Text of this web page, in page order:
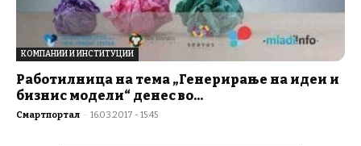
КОМПАНИИ И ИНСТИТУЦИИ
Работилница на тема „Генерирање на идеи и
бизнис модели“ денес во...
Смартпортал - 16.03.2017 - 15:45